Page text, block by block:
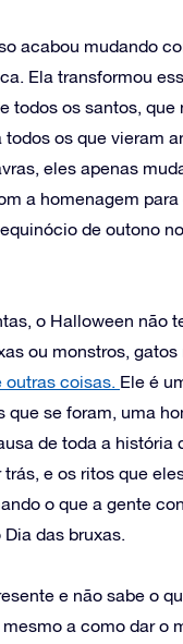
acabou mudando
Ela transformou
todos os santos, que
todos os que vieram
eles apenas
a homenagem para
de outono
o Halloween não
ou monstros, gatos
outras coisas. Ele é
que se foram, uma
de toda a história
e os ritos que
o que a gente
das bruxas.
e não sabe o
a como dar o